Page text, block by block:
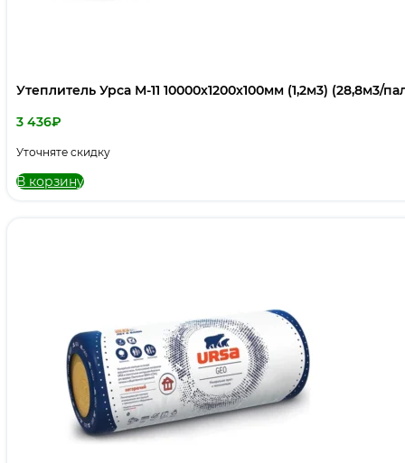
Утеплитель Урса М-11 10000х1200х100мм (1,2м3) (28,8м3/
3 436₽
Уточняте скидку
В корзину